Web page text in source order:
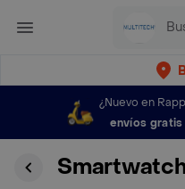
¿Nuevo en
envíos gratis